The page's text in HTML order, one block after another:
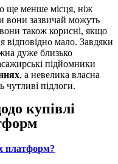
ще менше місця, ніж
вони зазвичай можуть
також корисні, якщо
відповідно мало. Завдяки
дуже близько
підйомники
, а невелика власна
підлоги.
купівлі
платформ?